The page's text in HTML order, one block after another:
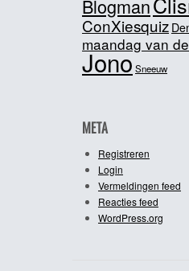
Blogman
ConXiesquiz
maandag van
JonoSneeuw
META
Registreren
Login
Vermeldingen feed
Reacties feed
WordPress.org